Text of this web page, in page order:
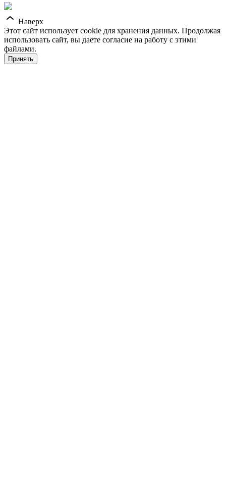
Наверх
Этот сайт использует cookie для хранения данных. Продолжая
использовать сайт, вы даете согласие на работу с этими
файлами.
Принять